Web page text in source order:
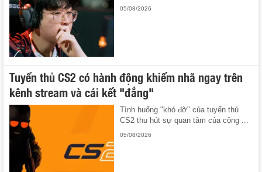
05/08/2026
Tuyển thủ CS2 có hành động khiếm nhã ngay trên
kênh stream và cái kết "đắng"
Tình huống "khó đỡ" của tuyển thủ
CS2 thu hút sự quan tâm của cộng ...
05/08/2026